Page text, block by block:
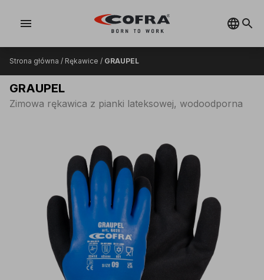
menu
Strona główna / Rękawice / GRAUPEL
GRAUPEL
Zimowa rękawica z pianki lateksowej, wodoodporna